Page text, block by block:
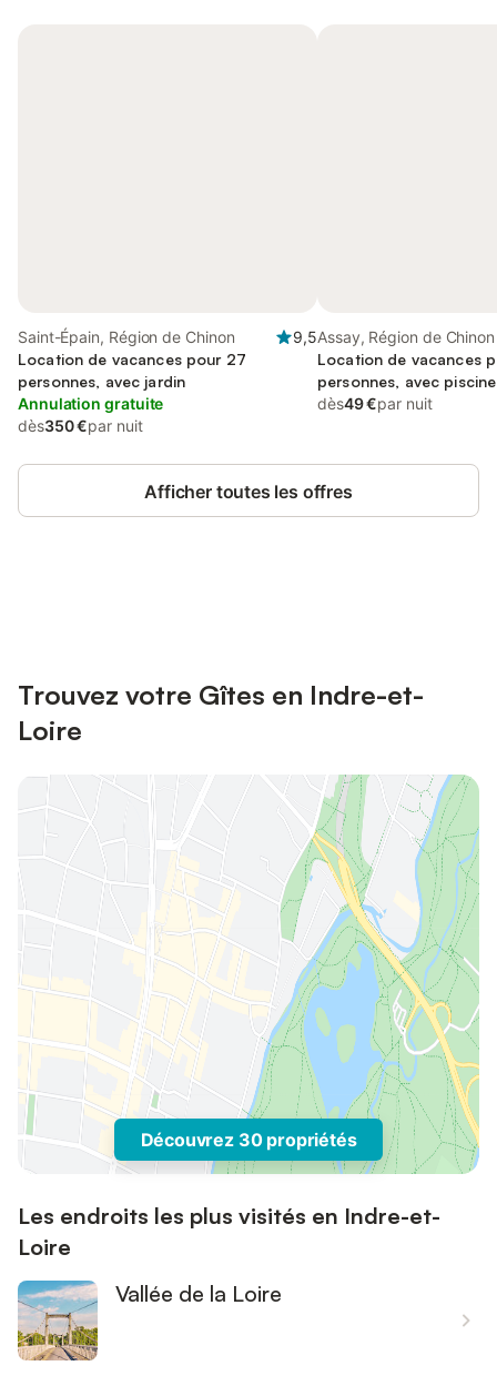
Saint-Épain, Région de Chinon
9,5
Location de vacances pour 27
personnes, avec jardin
Annulation gratuite
dès350 €par nuit
Assay, Région de Chinon
Location de vacances
personnes, avec piscine
dès49 €par nuit
Afficher toutes les offres
Trouvez votre Gîtes en Indre-et-
Loire
Découvrez 30 propriétés
Les endroits les plus visités en Indre-et-
Loire
Vallée de la Loire